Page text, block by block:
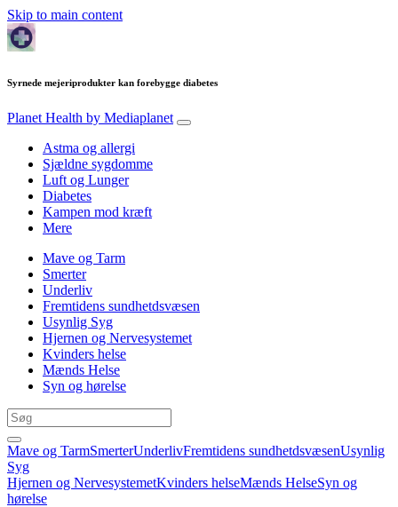
Skip to main content
Syrnede mejeriprodukter kan forebygge diabetes
Planet Health by Mediaplanet
Astma og allergi
Sjældne sygdomme
Luft og Lunger
Diabetes
Kampen mod kræft
Mere
Mave og Tarm
Smerter
Underliv
Fremtidens sundhetdsvæsen
Usynlig Syg
Hjernen og Nervesystemet
Kvinders helse
Mænds Helse
Syn og hørelse
Mave og TarmSmerterUnderlivFremtidens sundhetdsvæsenUsynlig
Syg
Hjernen og NervesystemetKvinders helseMænds HelseSyn og
hørelse